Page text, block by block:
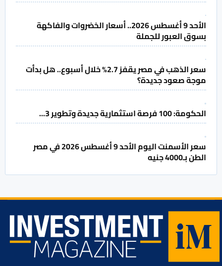
الأحد 9 أغسطس 2026.. أسعار الخضروات والفاكهة
بسوق العبور للجملة
سعر الذهب في مصر يقفز 2.7% خلال أسبوع.. هل بدأت
موجة صعود جديدة؟
الحكومة: 100 فرصة استثمارية جديدة وتطوير 3...
سعر الأسمنت اليوم الأحد 9 أغسطس 2026 في مصر
الطن بـ4000 جنيه